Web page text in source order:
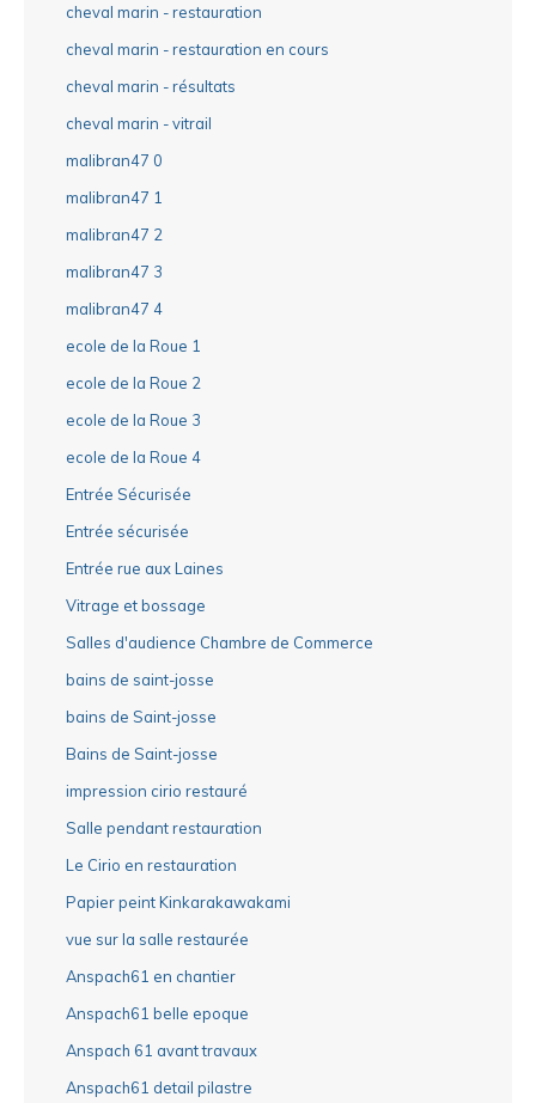
cheval marin - restauration
cheval marin - restauration en cours
cheval marin - résultats
cheval marin - vitrail
malibran47 0
malibran47 1
malibran47 2
malibran47 3
malibran47 4
ecole de la Roue 1
ecole de la Roue 2
ecole de la Roue 3
ecole de la Roue 4
Entrée Sécurisée
Entrée sécurisée
Entrée rue aux Laines
Vitrage et bossage
Salles d'audience Chambre de Commerce
bains de saint-josse
bains de Saint-josse
Bains de Saint-josse
impression cirio restauré
Salle pendant restauration
Le Cirio en restauration
Papier peint Kinkarakawakami
vue sur la salle restaurée
Anspach61 en chantier
Anspach61 belle epoque
Anspach 61 avant travaux
Anspach61 detail pilastre